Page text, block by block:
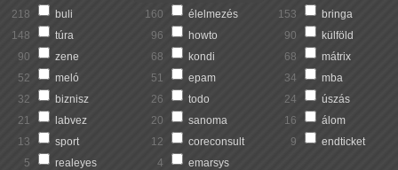
218
buli 160 élelmezés 153
bringa
148
túra 96 howto 90
külföld
90
zene 68 kondi 68
mátrix
52
meló 51 epam 34
mba
32
biznisz 26 todo 24
úszás
21
labvez 20 sanoma 16
álom
13
sport 12 coreconsult 9
endticket
5
realeyes 4
emarsys